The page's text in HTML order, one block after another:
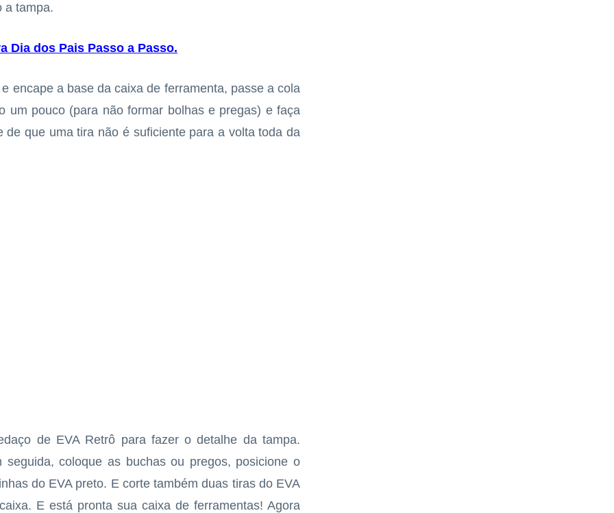
a tampa.
Dia dos Pais Passo a Passo.
encape a base da caixa de ferramenta, passe a cola
um pouco (para não formar bolhas e pregas) e faça
que uma tira não é suficiente para a volta toda da
de EVA Retrô para fazer o detalhe da tampa.
coloque as buchas ou pregos, posicione o
do EVA preto. E corte também duas tiras do EVA
E está pronta sua caixa de ferramentas! Agora